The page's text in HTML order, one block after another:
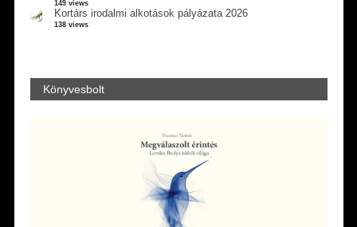
149 views
Kortárs irodalmi alkotások pályázata 2026
138 views
Könyvesbolt